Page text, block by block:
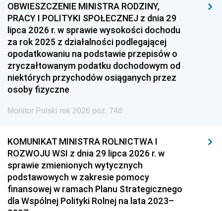
OBWIESZCZENIE MINISTRA RODZINY,
PRACY I POLITYKI SPOŁECZNEJ z dnia 29
lipca 2026 r. w sprawie wysokości dochodu
za rok 2025 z działalności podlegającej
opodatkowaniu na podstawie przepisów o
zryczałtowanym podatku dochodowym od
niektórych przychodów osiąganych przez
osoby fizyczne
Monitor Polski rok 2026 poz. 748
KOMUNIKAT MINISTRA ROLNICTWA I
ROZWOJU WSI z dnia 29 lipca 2026 r. w
sprawie zmienionych wytycznych
podstawowych w zakresie pomocy
finansowej w ramach Planu Strategicznego
dla Wspólnej Polityki Rolnej na lata 2023–